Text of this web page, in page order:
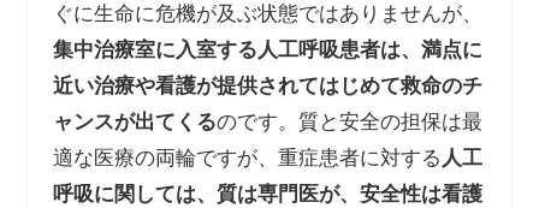
ぐに生命に危機が及ぶ状態ではありませんが、
集中治療室に入室する人工呼吸患者は、満点に
近い治療や看護が提供されてはじめて救命のチ
ャンスが出てくるのです。質と安全の担保は最
適な医療の両輪ですが、重症患者に対する 人工
呼吸に関しては、質は専門医が、安全性は看護